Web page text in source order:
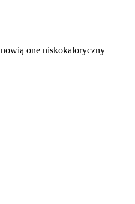
one niskokaloryczny